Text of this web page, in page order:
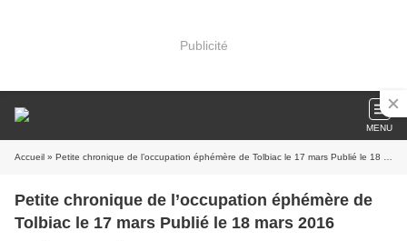
Publicité
MENU
Accueil » Petite chronique de l’occupation éphémère de Tolbiac le 17 mars Publié le 18 mars 2016
Petite chronique de l’occupation éphémère de
Tolbiac le 17 mars Publié le 18 mars 2016